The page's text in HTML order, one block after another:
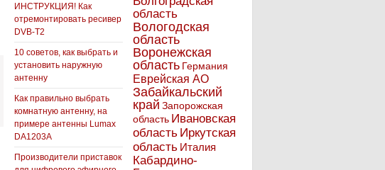
ИНСТРУКЦИЯ! Как
отремонтировать ресивер
DVB-T2
10 советов, как выбрать и
установить наружную
антенну
Как правильно выбрать
комнатную антенну, на
примере антенны Lumax
DA1203А
Производители приставок
область
Вологодская
область
Воронежская
область Германия
Еврейская АО
Забайкальский
край Запорожская
область Ивановская
область Иркутская
область Италия
Кабардино-